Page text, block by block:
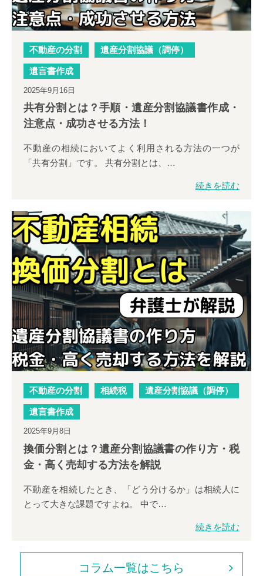
不動産の分割 遺産分割協議（調停）
遺言書作成
2025年9月16日
共有分割とは？手順・遺産分割協議書作成・
注意点・成功させる方法！
不動産の相続においてよく利用される方法の一つが
「共有分割」です。 共有分割とは、…
続きを読む
不動産の分割 相続税 遺産分割協議（調停）
遺言書作成
2025年9月8日
換価分割とは？遺産分割協議書の作り方・税
金・高く売却する方法を解説
不動産を相続したとき、「どう分けるか」は相続人に
とって大きな課題ですよね。 中で…
続きを読む
コラム一覧はこちら